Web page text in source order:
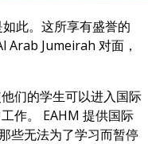
此。这所享有盛誉的
Arab Jumeirah 对面，
们的学生可以进入国际
作。 EAHM 提供国际
些无法为了学习而暂停